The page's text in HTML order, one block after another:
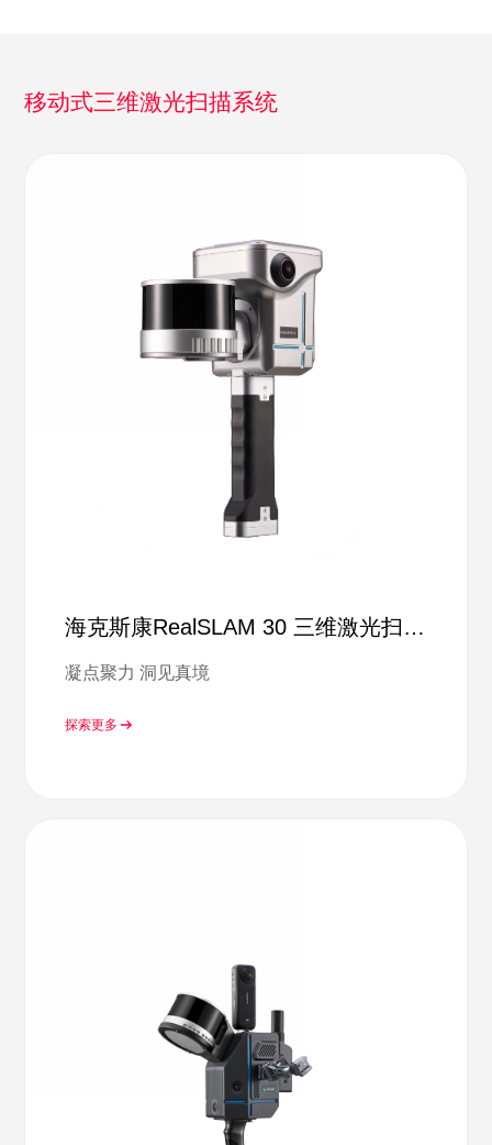
移动式三维激光扫描系统
海克斯康RealSLAM 30 三维激光扫描
凝点聚力 洞见真境
探索更多